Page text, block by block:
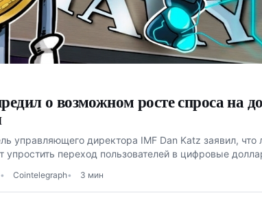
о возможном росте спроса на
управляющего директора IMF Dan Katz заявил, что
упростить переход пользователей в цифровые
Cointelegraph 3 мин